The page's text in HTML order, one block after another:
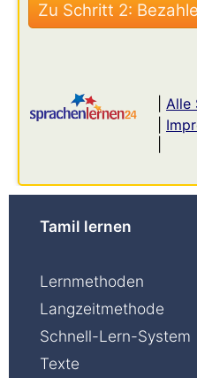
Alle
Tamil lernen
Lernmethoden
Langzeitmethode
Schnell-Lern-System
Texte